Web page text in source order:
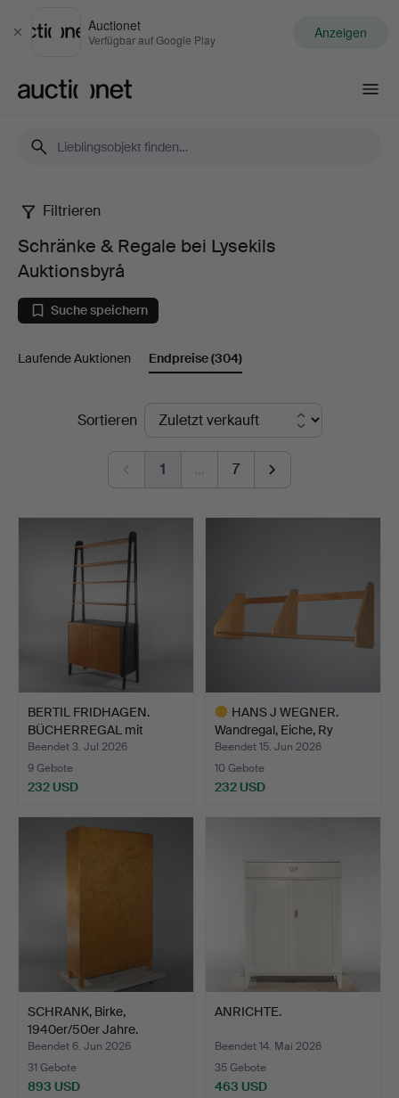
Schließen
Auctionet
Verfügbar auf Google Play Anzeigen
Schränke
Regale
bei
Auktionsbyrå
Filtrieren
Schränke & Regale bei Lysekils
Auktionsbyrå
Suche speichern
Laufende Auktionen Endpreise(304)
EndpreiseSortieren
1 … 7
BERTIL FRIDHAGEN.
BÜCHERREGAL mit
SCHRANKT…
Beendet 3. Jul 2026
9 Gebote
232 USD
HANS J WEGNER.
Wandregal, Eiche, Ry
Møbler…
Beendet 15. Jun 2026
10 Gebote
232 USD
SCHRANK, Birke,
1940er/50er Jahre.
Beendet 6. Jun 2026
31 Gebote
893 USD
ANRICHTE.
Beendet 14. Mai 2026
35 Gebote
463 USD